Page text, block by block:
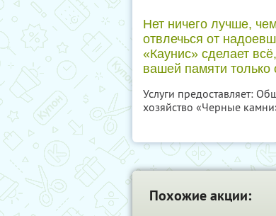
Нет ничего лучше,
отвлечься от
«Каунис» сделает
вашей памяти
Услуги предоставляет:
хозяйство «Черные
Похожие акции: